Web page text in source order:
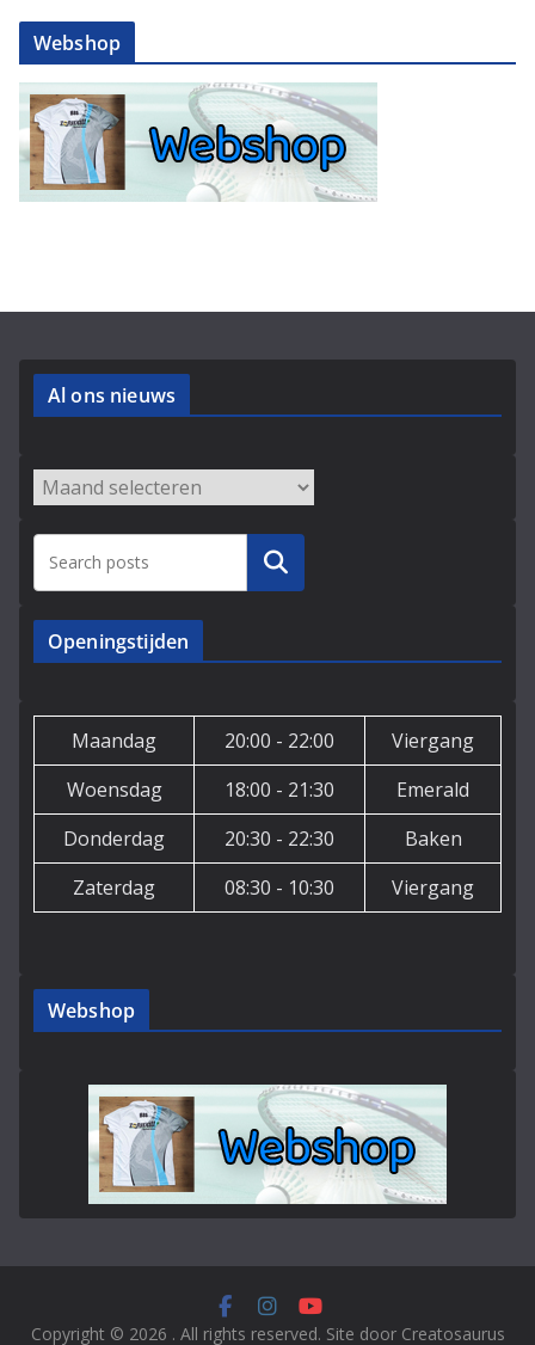
Webshop
Al ons nieuws
Archieven
Zoeken
Openingstijden
Maandag 20:00 - 22:00
Viergang
Woensdag
18:00 - 21:30
Emerald
Donderdag
20:30 - 22:30
Baken
Zaterdag
08:30 - 10:30 Viergang
Webshop
Copyright © 2026 . All rights reserved. Site door Creatosaurus